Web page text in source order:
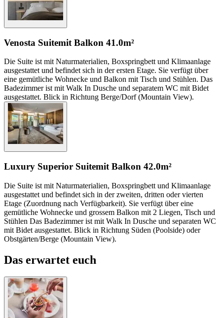
Venosta Suitemit Balkon 41.0m²
Die Suite ist mit Naturmaterialien, Boxspringbett und Klimaanlage
ausgestattet und befindet sich in der ersten Etage. Sie verfügt über
eine gemütliche Wohnecke und Balkon mit Tisch und Stühlen. Das
Badezimmer ist mit Walk In Dusche und separatem WC mit Bidet
ausgestattet. Blick in Richtung Berge/Dorf (Mountain View).
Luxury Superior Suitemit Balkon 42.0m²
Die Suite ist mit Naturmaterialien, Boxspringbett und Klimaanlage
ausgestattet und befindet sich in der zweiten, dritten oder vierten
Etage (Zuordnung nach Verfügbarkeit). Sie verfügt über eine
gemütliche Wohnecke und grossem Balkon mit 2 Liegen, Tisch und
Stühlen Das Badezimmer ist mit Walk In Dusche und separaten WC
mit Bidet ausgestattet. Blick in Richtung Süden (Poolside) oder
Obstgärten/Berge (Mountain View).
Das erwartet euch